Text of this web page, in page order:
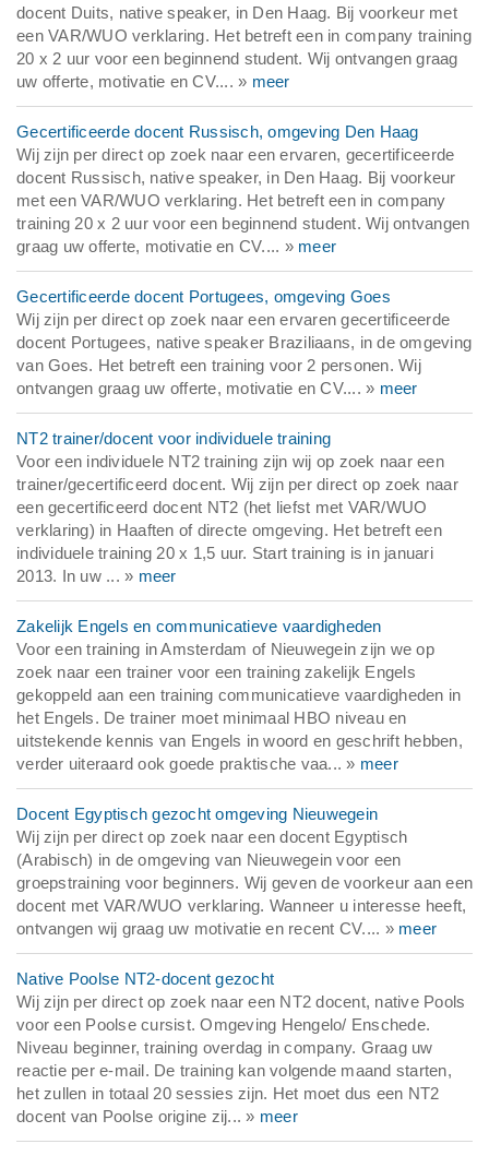
docent Duits, native speaker, in Den Haag. Bij voorkeur met
een VAR/WUO verklaring. Het betreft een in company training
20 x 2 uur voor een beginnend student. Wij ontvangen graag
uw offerte, motivatie en CV.... » meer
Gecertificeerde docent Russisch, omgeving Den Haag
Wij zijn per direct op zoek naar een ervaren, gecertificeerde
docent Russisch, native speaker, in Den Haag. Bij voorkeur
met een VAR/WUO verklaring. Het betreft een in company
training 20 x 2 uur voor een beginnend student. Wij ontvangen
graag uw offerte, motivatie en CV.... » meer
Gecertificeerde docent Portugees, omgeving Goes
Wij zijn per direct op zoek naar een ervaren gecertificeerde
docent Portugees, native speaker Braziliaans, in de omgeving
van Goes. Het betreft een training voor 2 personen. Wij
ontvangen graag uw offerte, motivatie en CV.... » meer
NT2 trainer/docent voor individuele training
Voor een individuele NT2 training zijn wij op zoek naar een
trainer/gecertificeerd docent. Wij zijn per direct op zoek naar
een gecertificeerd docent NT2 (het liefst met VAR/WUO
verklaring) in Haaften of directe omgeving. Het betreft een
individuele training 20 x 1,5 uur. Start training is in januari
2013. In uw ... » meer
Zakelijk Engels en communicatieve vaardigheden
Voor een training in Amsterdam of Nieuwegein zijn we op
zoek naar een trainer voor een training zakelijk Engels
gekoppeld aan een training communicatieve vaardigheden in
het Engels. De trainer moet minimaal HBO niveau en
uitstekende kennis van Engels in woord en geschrift hebben,
verder uiteraard ook goede praktische vaa... » meer
Docent Egyptisch gezocht omgeving Nieuwegein
Wij zijn per direct op zoek naar een docent Egyptisch
(Arabisch) in de omgeving van Nieuwegein voor een
groepstraining voor beginners. Wij geven de voorkeur aan een
docent met VAR/WUO verklaring. Wanneer u interesse heeft,
ontvangen wij graag uw motivatie en recent CV.... » meer
Native Poolse NT2-docent gezocht
Wij zijn per direct op zoek naar een NT2 docent, native Pools
voor een Poolse cursist. Omgeving Hengelo/ Enschede.
Niveau beginner, training overdag in company. Graag uw
reactie per e-mail. De training kan volgende maand starten,
het zullen in totaal 20 sessies zijn. Het moet dus een NT2
docent van Poolse origine zij... » meer